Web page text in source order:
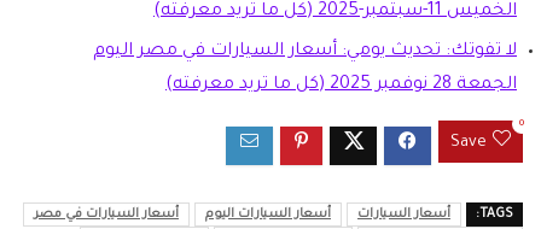
الخميس 11-سبتمبر-2025 (كل ما تريد معرفته)
لا تفوتك: تحديث يومي: أسعار السيارات في مصر اليوم
الجمعة 28 نوفمبر 2025 (كل ما تريد معرفته)
Save
0
TAGS: أسعار السيارات أسعار السيارات اليوم
أسعار السيارات في مصر